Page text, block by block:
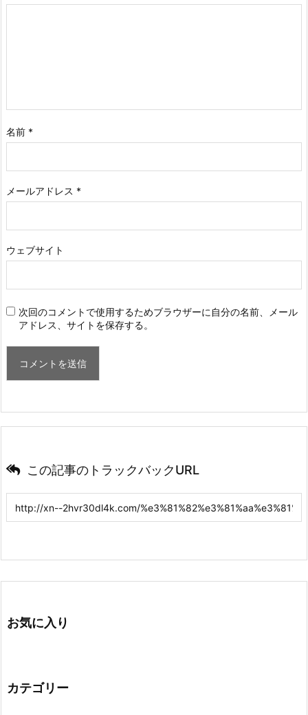
名前 *
メールアドレス *
ウェブサイト
次回のコメントで使用するためブラウザーに自分の名前、メール
アドレス、サイトを保存する。
この記事のトラックバックURL
お気に入り
カテゴリー